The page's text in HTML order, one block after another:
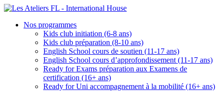
Nos programmes
Kids club initiation (6-8 ans)
Kids club préparation (8-10 ans)
English School cours de soutien (11-17 ans)
English School cours d’approfondissement (11-17 ans)
Ready for Exams préparation aux Examens de
certification (16+ ans)
Ready for Uni accompagnement à la mobilité (16+ ans)